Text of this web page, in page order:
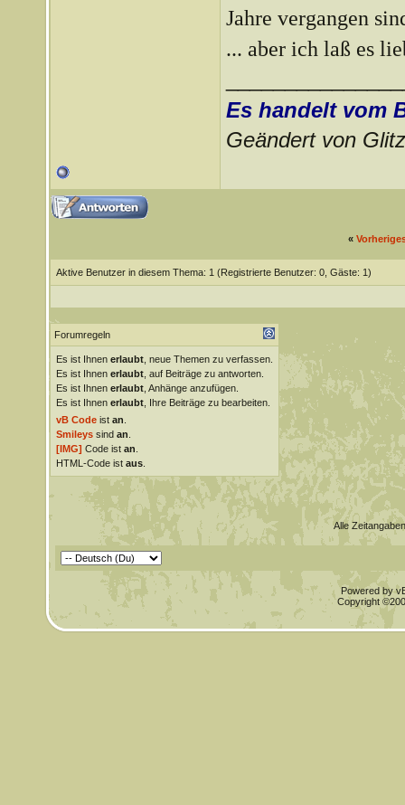
Jahre vergangen
... aber ich laß es
Es handelt vom
Geändert von
«
Aktive Benutzer in diesem Thema: 1 (Registrierte Benutzer: 0, Gäste: 1)
Forumregeln
Es ist Ihnen erlaubt, neue Themen zu verfassen.
Es ist Ihnen erlaubt, auf Beiträge zu antworten.
Es ist Ihnen erlaubt, Anhänge anzufügen.
Es ist Ihnen erlaubt, Ihre Beiträge zu bearbeiten.
vB Codeist an
Smileyssind an
[IMG] Code ist an
HTML-Code ist aus.
Alle
Powered by
Copyright